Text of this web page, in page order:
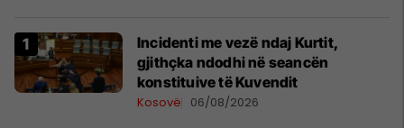
Incidenti me vezë ndaj Kurtit,
gjithçka ndodhi në seancën
konstituive të Kuvendit
Kosovë 06/08/2026